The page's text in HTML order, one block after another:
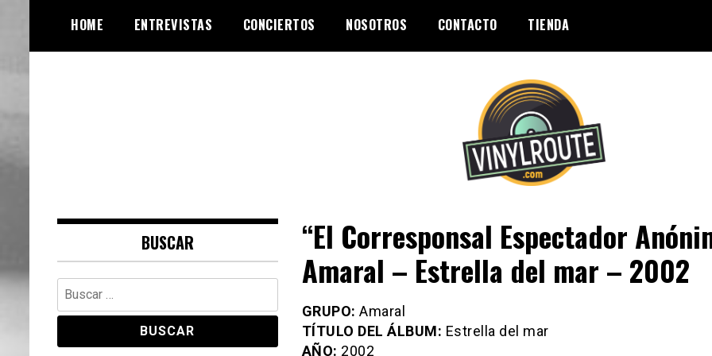
content
HOME ENTREVISTAS CONCIERTOS NOSOTROS CONTACTO TIENDA
VinylRoute
crónicas
“El Corresponsal Espectador
Amaral – Estrella del mar – 2002
GRUPO: Amaral
TÍTULO DEL ÁLBUM: Estrella del mar
AÑO: 2002
BUSCAR
Buscar: